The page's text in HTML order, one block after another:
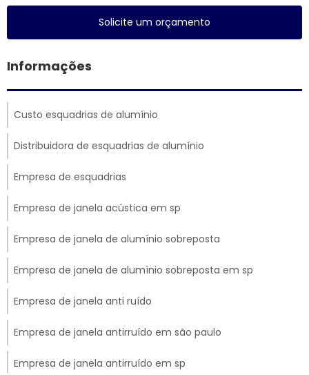
Solicite um orçamento
Informações
Custo esquadrias de alumínio
Distribuidora de esquadrias de alumínio
Empresa de esquadrias
Empresa de janela acústica em sp
Empresa de janela de alumínio sobreposta
Empresa de janela de alumínio sobreposta em sp
Empresa de janela anti ruído
Empresa de janela antirruído em são paulo
Empresa de janela antirruído em sp